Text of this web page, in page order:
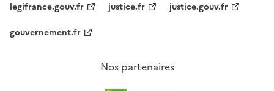
legifrance.gouv.fr justice.fr
justice.gouv.fr
gouvernement.fr
Nos partenaires